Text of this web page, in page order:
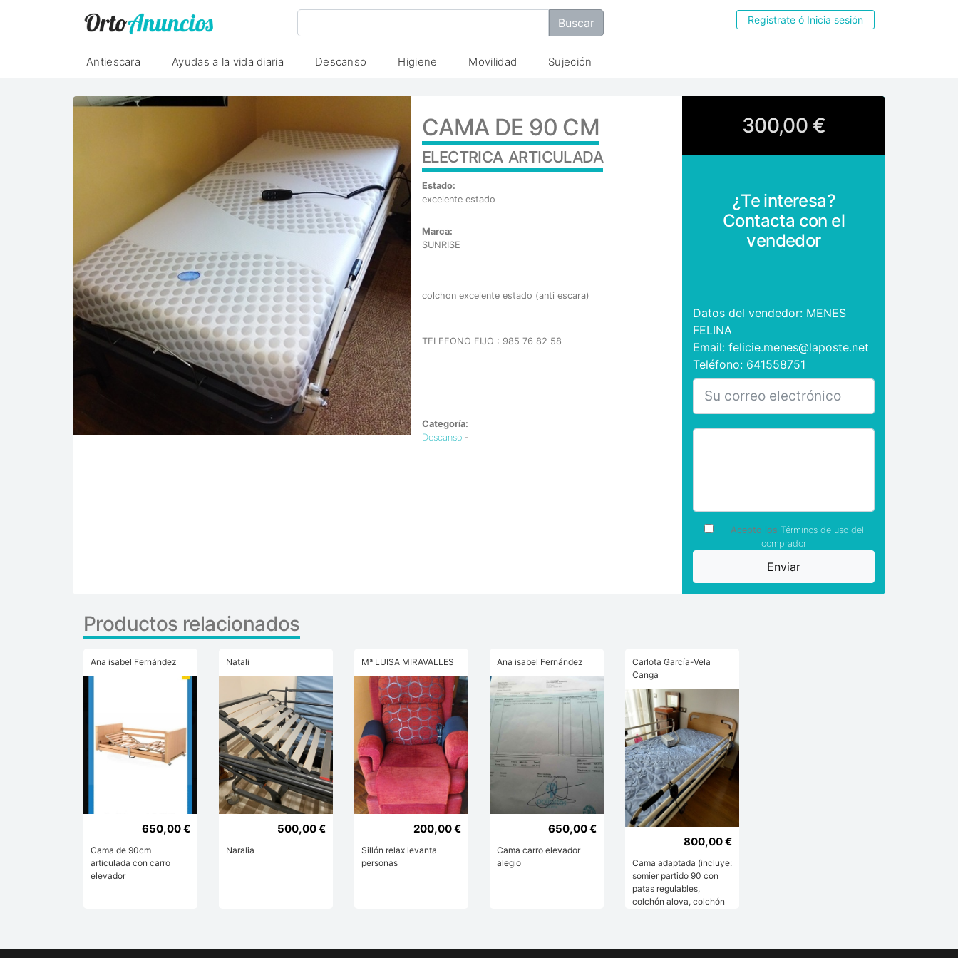
Registrate ó Inicia sesión
Antiescara Ayudas a la vida diaria Descanso Higiene Movilidad Sujeción
CAMA DE 90 CM
electrica articulada
Estado:
excelente estado
Marca:
SUNRISE
colchon excelente estado (anti escara)
TELEFONO FIJO : 985 76 82 58
Categoría:
Descanso -
300,00 €
¿Te interesa?
Contacta con el
vendedor
Datos del vendedor: MENES
FELINA
Email: felicie.menes@laposte.net
Teléfono: 641558751
Acepto los Términos de uso del
comprador
Productos relacionados
Ana isabel Fernández
650,00 €
Cama de 90cm
articulada con carro
elevador
Natali
500,00 €
Naralia
Mª LUISA MIRAVALLES
200,00 €
Sillón relax levanta
personas
Ana isabel Fernández
650,00 €
Cama carro elevador
alegio
Carlota García-Vela
Canga
800,00 €
Cama adaptada (incluye:
somier partido 90 con
patas regulables,
colchón alova, colchón